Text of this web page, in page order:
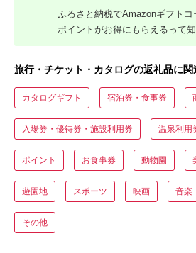
ふるさと納税でAmazonギフトコ
ポイントがお得にもらえるって
旅行・チケット・カタログの返礼品に関
カタログギフト 宿泊券・食事券
入場券・優待券・施設利用券 温泉利用
ポイント お食事券 動物園
遊園地 スポーツ 映画 音楽
その他